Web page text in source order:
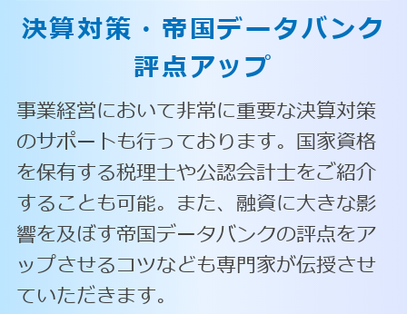
決算対策・ 帝国データバンク
評点アップ
事業経営において非常に重要な決算対策
のサポートも行っております。国家資格
を保有する税理士や公認会計士をご紹介
することも可能。また、融資に大きな影
響を及ぼす帝国データバンクの評点をア
ップさせるコツなども専門家が伝授させ
ていただきます。